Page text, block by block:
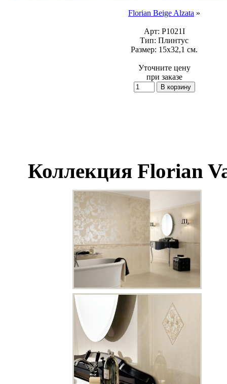
Florian Beige Alzata »
Арт: P1021I
Тип: Плинтус
Размер: 15x32,1 см.
Уточните цену
при заказе
Коллекция Florian